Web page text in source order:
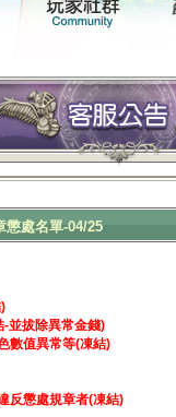
懲處名單-04/25
-並拔除異常金錢)
數值異常等(凍結)
反懲處規章者(凍結)